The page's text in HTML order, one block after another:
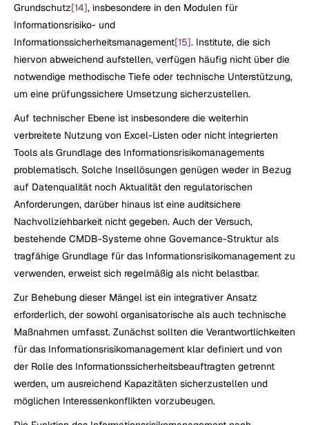
Grundschutz[14], insbesondere in den Modulen für
Informationsrisiko- und
Informationssicherheitsmanagement[15]. Institute, die sich
hiervon abweichend aufstellen, verfügen häufig nicht über die
notwendige methodische Tiefe oder technische Unterstützung,
um eine prüfungssichere Umsetzung sicherzustellen.
Auf technischer Ebene ist insbesondere die weiterhin
verbreitete Nutzung von Excel-Listen oder nicht integrierten
Tools als Grundlage des Informationsrisikomanagements
problematisch. Solche Insellösungen genügen weder in Bezug
auf Datenqualität noch Aktualität den regulatorischen
Anforderungen, darüber hinaus ist eine auditsichere
Nachvollziehbarkeit nicht gegeben. Auch der Versuch,
bestehende CMDB-Systeme ohne Governance-Struktur als
tragfähige Grundlage für das Informationsrisikomanagement zu
verwenden, erweist sich regelmäßig als nicht belastbar.
Zur Behebung dieser Mängel ist ein integrativer Ansatz
erforderlich, der sowohl organisatorische als auch technische
Maßnahmen umfasst. Zunächst sollten die Verantwortlichkeiten
für das Informationsrisikomanagement klar definiert und von
der Rolle des Informationssicherheitsbeauftragten getrennt
werden, um ausreichend Kapazitäten sicherzustellen und
möglichen Interessenkonflikten vorzubeugen.